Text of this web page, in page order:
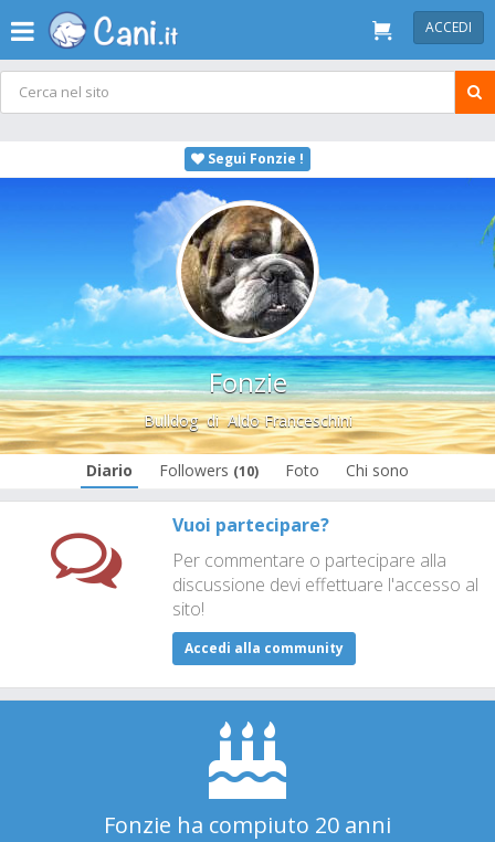
ACCEDI
Segui Fonzie !
Fonzie
BulldogdiAldo Franceschini
Diario Followers (10) Foto Chi sono
Vuoi partecipare?
Per commentare o partecipare alla
discussione devi effettuare l'accesso al
sito!
Accedi alla community
Fonzie ha compiuto 20 anni